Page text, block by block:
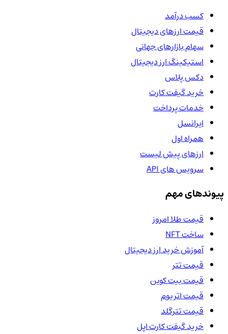
کسب درآمد
قیمت ارزهای دیجیتال
سهام بازارهای جهانی
استیکینگ ارز دیجیتال
دکس پلاس
خرید گیفت کارت
خدمات پرداخت
ایرانسل
همراه اول
ارزهای پیش لیست
سرویس های API
پیوندهای مهم
قیمت طلا امروز
ساخت NFT
آموزش خرید ارز دیجیتال
قیمت تتر
قیمت بیت کوین
قیمت اتریوم
قیمت تترگلد
خرید گیفت کارت اپل